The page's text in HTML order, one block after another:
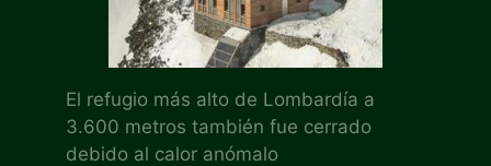
El refugio más alto de Lombardía a
3.600 metros también fue cerrado
debido al calor anómalo